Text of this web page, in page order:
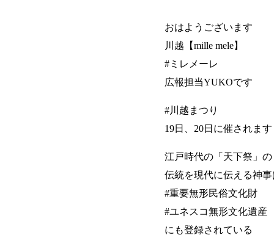
おはようございます
川越【mille mele】
#ミレメーレ
広報担当YUKOです
#川越まつり
19日、20日に催されます
江戸時代の「天下祭」の
伝統を現代に伝える神事
#重要無形民俗文化財
#ユネスコ無形文化遺産
にも登録されている